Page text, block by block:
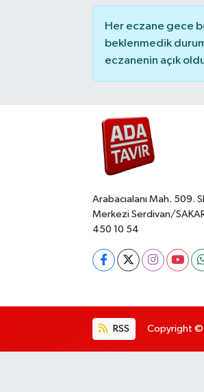
Her eczane gece
beklenmedik
eczanenin açık
Arabacıalanı Mah. 509.
Merkezi Serdivan/
450 10 54
RSS Copyright ©